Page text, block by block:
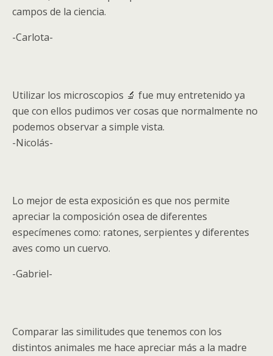
campos de la ciencia.
-Carlota-
Utilizar los microscopios 🔬 fue muy entretenido ya
que con ellos pudimos ver cosas que normalmente no
podemos observar a simple vista.
-Nicolás-
Lo mejor de esta exposición es que nos permite
apreciar la composición osea de diferentes
especímenes como: ratones, serpientes y diferentes
aves como un cuervo.
-Gabriel-
Comparar las similitudes que tenemos con los
distintos animales me hace apreciar más a la madre